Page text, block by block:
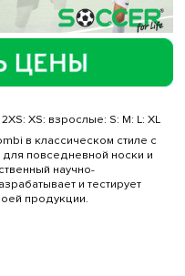
XS: взрослые: S: M: L: XL
в классическом стиле с
повседневной носки и
научно-
и тестирует
продукции.